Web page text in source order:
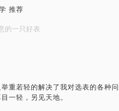
推荐
的一只好表
重若轻的解决了我对选表的各种
一轻，另见天地。